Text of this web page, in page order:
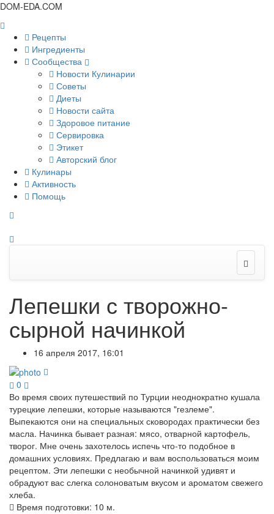
DOM-EDA.COM
Рецепты
Ингредиенты
Сообщества
Новости Кулинарии
Советы
Диеты
Новости сайта
Здоровое питание
Сервировка
Этикет
Авторский блог
Кулинары
Активность
Помощь
Лепешки с творожно-
сырной начинкой
16 апреля 2017, 16:01
0
Во время своих путешествий по Турции неоднократно кушала
турецкие лепешки, которые называются "гезлеме".
Выпекаются они на специальных сковородах практически без
масла. Начинка бывает разная: мясо, отварной картофель,
творог. Мне очень захотелось испечь что-то подобное в
домашних условиях. Предлагаю и вам воспользоваться моим
рецептом. Эти лепешки с необычной начинкой удивят и
обрадуют вас слегка солоноватым вкусом и ароматом свежего
хлеба.
Время подготовки: 10 м.